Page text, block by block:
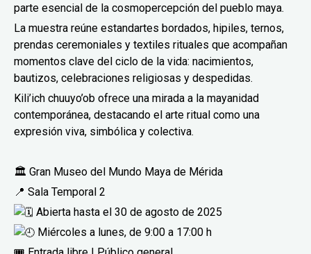
parte esencial de la cosmopercepción del pueblo maya.
La muestra reúne estandartes bordados, hipiles, ternos,
prendas ceremoniales y textiles rituales que acompañan
momentos clave del ciclo de la vida: nacimientos,
bautizos, celebraciones religiosas y despedidas.
Kili’ich chuuyo’ob ofrece una mirada a la mayanidad
contemporánea, destacando el arte ritual como una
expresión viva, simbólica y colectiva.
🏛 Gran Museo del Mundo Maya de Mérida
📍 Sala Temporal 2
Abierta hasta el 30 de agosto de 2025
Miércoles a lunes, de 9:00 a 17:00 h